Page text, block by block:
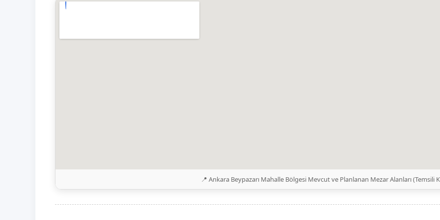
📍 Ankara Beypazarı Mahalle Bölgesi Mevcut ve Planlanan Mezar Alanları (Temsili